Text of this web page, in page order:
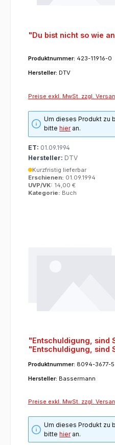
"Du bist nicht so wie
Produktnummer: 423-11916-0
Hersteller: DTV
Preise exkl. MwSt. zzgl.
Um dieses Produkt zu
bittehieran.
ET: 01.09.1994
Hersteller: DTV
Kurzfristig lieferbar
Erschienen: 01.09.1994
UVP/VK: 14,00 €
Kategorie: Buch
"Entschuldigung, sind
"Entschuldigung, sind
Produktnummer: 8094-3677-5
Hersteller: Bassermann
Preise exkl. MwSt. zzgl.
Um dieses Produkt zu
bittehieran.